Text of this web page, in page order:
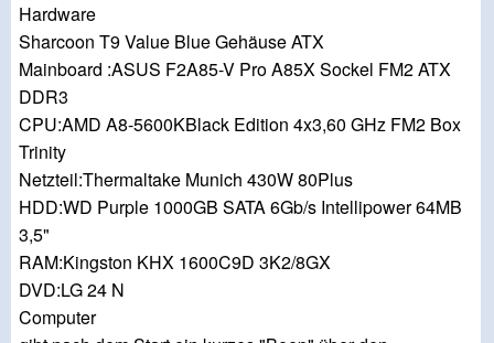
Hardware
Sharcoon T9 Value Blue Gehäuse ATX
Mainboard :ASUS F2A85-V Pro A85X Sockel FM2 ATX
DDR3
CPU:AMD A8-5600KBlack Edition 4x3,60 GHz FM2 Box
Trinity
Netzteil:Thermaltake Munich 430W 80Plus
HDD:WD Purple 1000GB SATA 6Gb/s Intellipower 64MB
3,5"
RAM:Kingston KHX 1600C9D 3K2/8GX
DVD:LG 24 N
Computer